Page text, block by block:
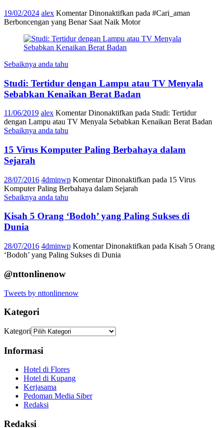
19/02/2024 alex Komentar Dinonaktifkan pada #Cari_aman
Berboncengan yang Benar Saat Naik Motor
Sebaiknya anda tahu
Studi: Tertidur dengan Lampu atau TV Menyala
Sebabkan Kenaikan Berat Badan
11/06/2019 alex Komentar Dinonaktifkan pada Studi: Tertidur
dengan Lampu atau TV Menyala Sebabkan Kenaikan Berat Badan
Sebaiknya anda tahu
15 Virus Komputer Paling Berbahaya dalam
Sejarah
28/07/2016 4dminwp Komentar Dinonaktifkan pada 15 Virus
Komputer Paling Berbahaya dalam Sejarah
Sebaiknya anda tahu
Kisah 5 Orang ‘Bodoh’ yang Paling Sukses di
Dunia
28/07/2016 4dminwp Komentar Dinonaktifkan pada Kisah 5 Orang
‘Bodoh’ yang Paling Sukses di Dunia
@nttonlinenow
Tweets by nttonlinenow
Kategori
Kategori
Informasi
Hotel di Flores
Hotel di Kupang
Kerjasama
Pedoman Media Siber
Redaksi
Redaksi